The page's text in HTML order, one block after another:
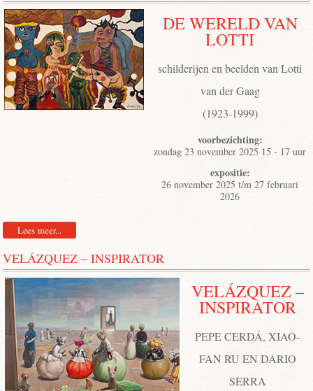
DE WERELD VAN
LOTTI
schilderijen en beelden van Lotti
van der Gaag
(1923-1999)
voorbezichting:
zondag 23 november 2025 15 - 17 uur
expositie:
26 november 2025 t/m 27 februari
2026
Lees meer...
VELÁZQUEZ – INSPIRATOR
VELÁZQUEZ –
INSPIRATOR
PEPE CERDÁ, XIAO-
FAN RU EN DARIO
SERRA